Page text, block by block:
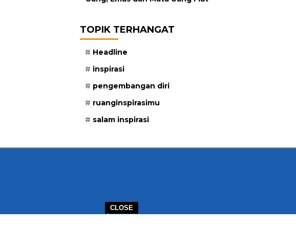
CLOSE
TOPIK TERHANGAT
Headline
inspirasi
pengembangan diri
ruanginspirasimu
salam inspirasi
INFO IKLAN DAN KERJASAMA PELUANG